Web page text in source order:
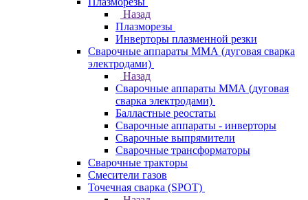
Назад
Плазморезы
Инверторы плазменной резки
Сварочные аппараты ММА (дуговая сварка
электродами)
Назад
Сварочные аппараты ММА (дуговая
сварка электродами)
Балластные реостаты
Сварочные аппараты - инверторы
Сварочные выпрямители
Сварочные трансформаторы
Сварочные тракторы
Смесители газов
Точечная сварка (SPOT)